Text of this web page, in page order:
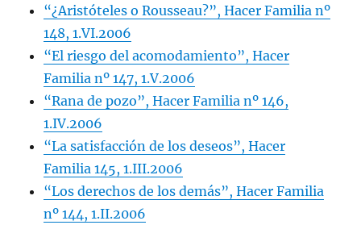
“¿Aristóteles o Rousseau?”, Hacer Familia nº
148, 1.VI.2006
“El riesgo del acomodamiento”, Hacer
Familia nº 147, 1.V.2006
“Rana de pozo”, Hacer Familia nº 146,
1.IV.2006
“La satisfacción de los deseos”, Hacer
Familia 145, 1.III.2006
“Los derechos de los demás”, Hacer Familia
nº 144, 1.II.2006